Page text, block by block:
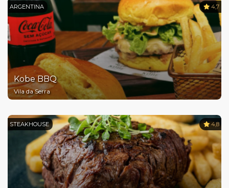
ARGENTINA 4,7
Kobe BBQ
Vila da Serra
STEAKHOUSE 4,8